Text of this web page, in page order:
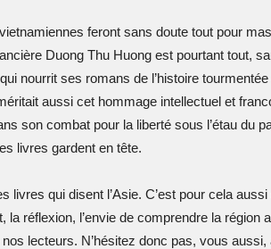
feront sans doute tout pour
Duong Thu Huong est pourtant tout,
nourrit ses romans de l’histoire
aussi cet hommage intellectuel et
son combat pour la liberté sous l’étau du
livres gardent en tête.
livres qui disent l’Asie. C’est pour cela
réflexion, l’envie de comprendre la région
lecteurs. N’hésitez donc pas, vous